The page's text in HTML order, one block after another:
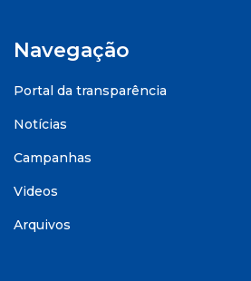
Navegação
Portal da transparência
Notícias
Campanhas
Videos
Arquivos